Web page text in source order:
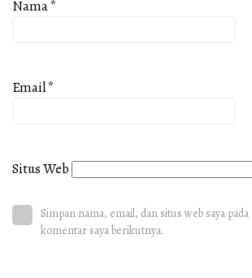
Nama*
Email*
Situs Web
Simpan nama, email, dan situs web saya
komentar saya berikutnya.